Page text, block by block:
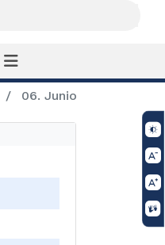
06. Junio